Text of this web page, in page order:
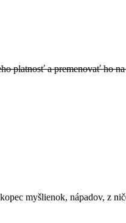
platnosť a premenovať ho
myšlienok, nápadov, z